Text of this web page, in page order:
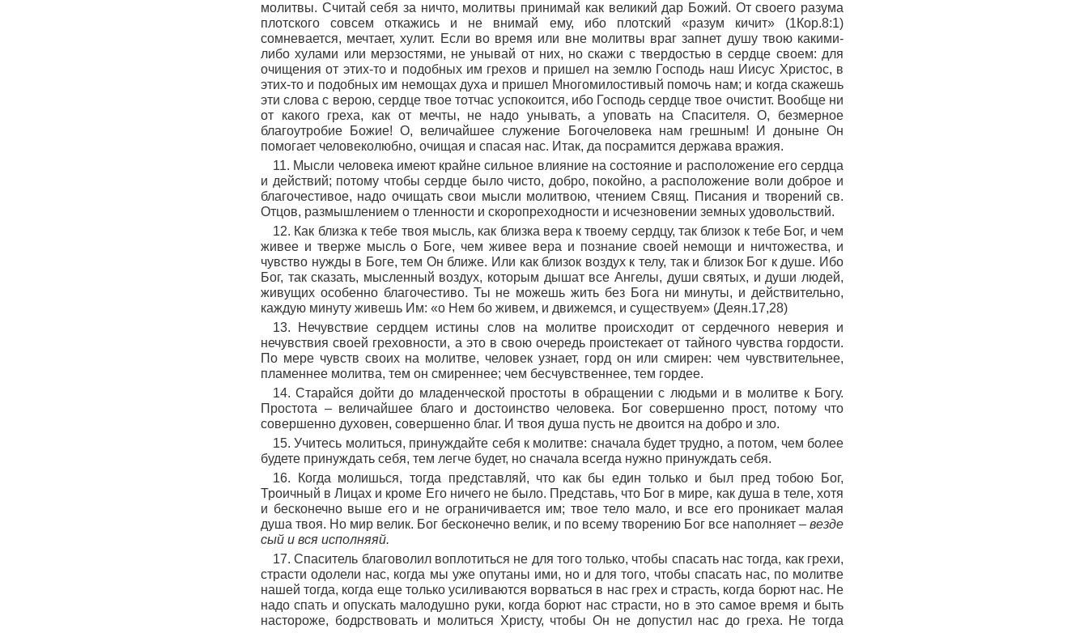
молитвы. Считай себя за ничто, молитвы принимай как великий дар Божий. От своего разума
плотского совсем откажись и не внимай ему, ибо плотский «разум кичит»(1Кор.8:1)
сомневается, мечтает, хулит. Если во время или вне молитвы враг запнет душу твою какими-
либо хулами или мерзостями, не унывай от них, но скажи с твердостью в сердце своем: для
очищения от этих-то и подобных им грехов и пришел на землю Господь наш Иисус Христос, в
этих-то и подобных им немощах духа и пришел Многомилостивый помочь нам; и когда скажешь
эти слова с верою, сердце твое тотчас успокоится, ибо Господь сердце твое очистит. Вообще ни
от какого греха, как от мечты, не надо унывать, а уповать на Спасителя. О, безмерное
благоутробие Божие! О, величайшее служение Богочеловека нам грешным! И доныне Он
помогает человеколюбно, очищая и спасая нас. Итак, да посрамится держава вражия.
11. Мысли человека имеют крайне сильное влияние на состояние и расположение его сердца
и действий; потому чтобы сердце было чисто, добро, покойно, а расположение воли доброе и
благочестивое, надо очищать свои мысли молитвою, чтением Свящ. Писания и творений св.
Отцов, размышлением о тленности и скоропреходности и исчезновении земных удовольствий.
12. Как близка к тебе твоя мысль, как близка вера к твоему сердцу, так близок к тебе Бог, и чем
живее и тверже мысль о Боге, чем живее вера и познание своей немощи и ничтожества, и
чувство нужды в Боге, тем Он ближе. Или как близок воздух к телу, так и близок Бог к душе. Ибо
Бог, так сказать, мысленный воздух, которым дышат все Ангелы, души святых, и души людей,
живущих особенно благочестиво. Ты не можешь жить без Бога ни минуты, и действительно,
каждую минуту живешь Им: «о Нем бо живем, и движемся, и существуем» (Деян.17,28)
13. Нечувствие сердцем истины слов на молитве происходит от сердечного неверия и
нечувствия своей греховности, а это в свою очередь проистекает от тайного чувства гордости.
По мере чувств своих на молитве, человек узнает, горд он или смирен: чем чувствительнее,
пламеннее молитва, тем он смиреннее; чем бесчувственнее, тем гордее.
14. Старайся дойти до младенческой простоты в обращении с людьми и в молитве к Богу.
Простота – величайшее благо и достоинство человека. Бог совершенно прост, потому что
совершенно духовен, совершенно благ. И твоя душа пусть не двоится на добро и зло.
15. Учитесь молиться, принуждайте себя к молитве: сначала будет трудно, а потом, чем более
будете принуждать себя, тем легче будет, но сначала всегда нужно принуждать себя.
16. Когда молишься, тогда представляй, что как бы един только и был пред тобою Бог,
Троичный в Лицах и кроме Его ничего не было. Представь, что Бог в мире, как душа в теле, хотя
и бесконечно выше его и не ограничивается им; твое тело мало, и все его проникает малая
душа твоя. Но мир велик. Бог бесконечно велик, и по всему творению Бог все наполняет – везде
сый и вся исполняяй.
17. Спаситель благоволил воплотиться не для того только, чтобы спасать нас тогда, как грехи,
страсти одолели нас, когда мы уже опутаны ими, но и для того, чтобы спасать нас, по молитве
нашей тогда, когда еще только усиливаются ворваться в нас грех и страсть, когда борют нас. Не
надо спать и опускать малодушно руки, когда борют нас страсти, но в это самое время и быть
настороже, бодрствовать и молиться Христу, чтобы Он не допустил нас до греха. Не тогда